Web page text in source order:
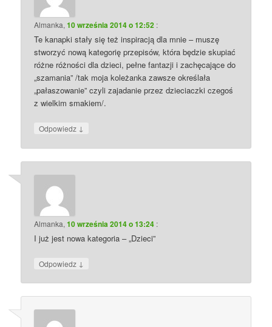
Almanka,10 września 2014 o 12:52 :
Te kanapki stały się też inspiracją dla mnie – muszę
stworzyć nową kategorię przepisów, która będzie skupiać
różne różności dla dzieci, pełne fantazji i zachęcające do
„szamania” /tak moja koleżanka zawsze określała
„pałaszowanie” czyli zajadanie przez dzieciaczki czegoś
z wielkim smakiem/.
Odpowiedz ↓
Almanka,10 września 2014 o 13:24 :
I już jest nowa kategoria – „Dzieci”
Odpowiedz ↓